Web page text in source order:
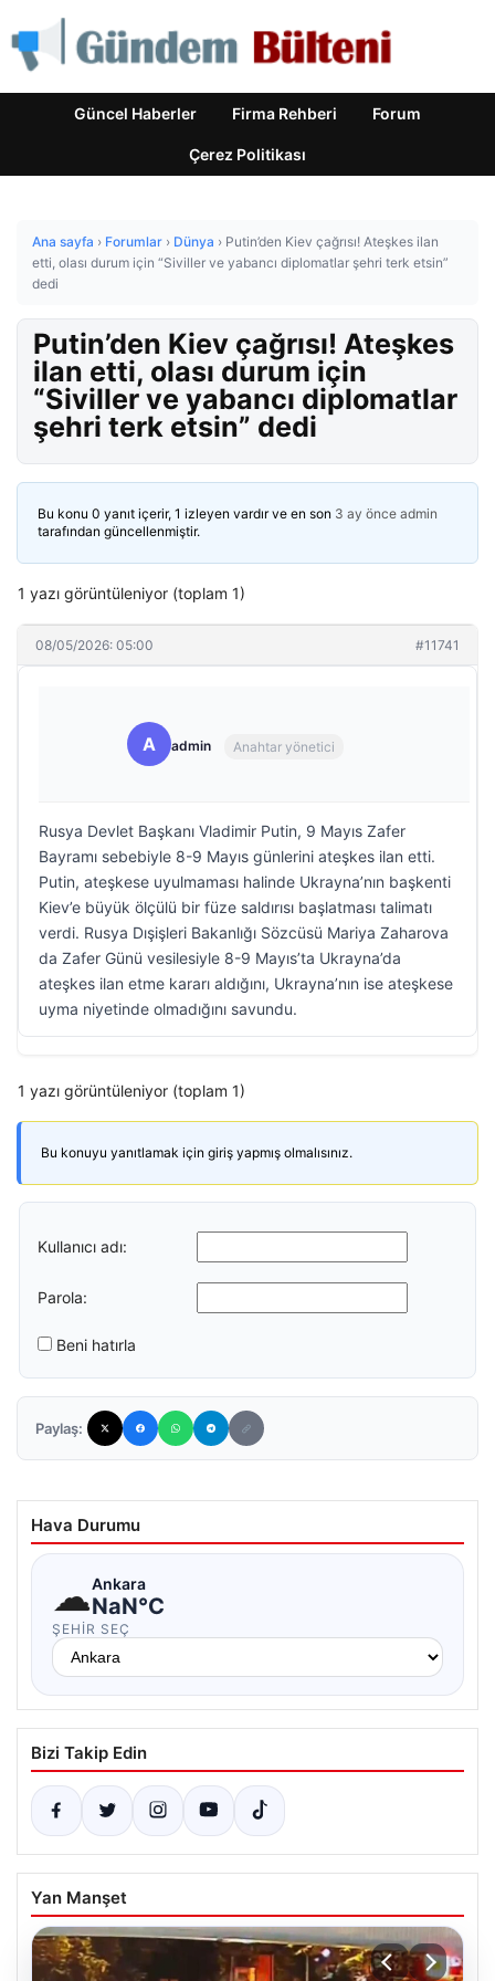
Güncel Haberler Firma Rehberi Forum
Çerez Politikası
Ana sayfa › Forumlar › Dünya › Putin’den Kiev çağrısı! Ateşkes ilan
etti, olası durum için “Siviller ve yabancı diplomatlar şehri terk etsin”
dedi
Putin’den Kiev çağrısı! Ateşkes
ilan etti, olası durum için
“Siviller ve yabancı diplomatlar
şehri terk etsin” dedi
Bu konu 0 yanıt içerir, 1 izleyen vardır ve en son 3 ay önce admin
tarafından güncellenmiştir.
1 yazı görüntüleniyor (toplam 1)
08/05/2026: 05:00 #11741
A admin Anahtar yönetici
Rusya Devlet Başkanı Vladimir Putin, 9 Mayıs Zafer
Bayramı sebebiyle 8-9 Mayıs günlerini ateşkes ilan etti.
Putin, ateşkese uyulmaması halinde Ukrayna’nın başkenti
Kiev’e büyük ölçülü bir füze saldırısı başlatması talimatı
verdi. Rusya Dışişleri Bakanlığı Sözcüsü Mariya Zaharova
da Zafer Günü vesilesiyle 8-9 Mayıs’ta Ukrayna’da
ateşkes ilan etme kararı aldığını, Ukrayna’nın ise ateşkese
uyma niyetinde olmadığını savundu.
1 yazı görüntüleniyor (toplam 1)
Bu konuyu yanıtlamak için giriş yapmış olmalısınız.
Kullanıcı adı:
Parola:
Beni hatırla
Paylaş:
Hava Durumu
☁Ankara
NaN°C
ŞEHIR SEÇ
Bizi Takip Edin
Yan Manşet